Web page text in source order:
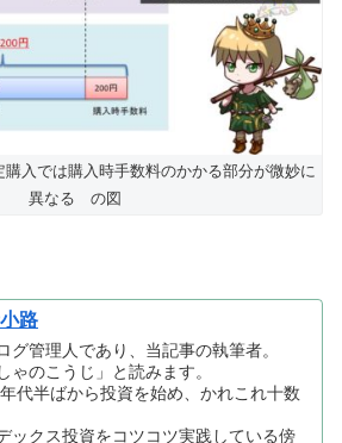
入では購入時手数料のかかる部分が微妙に
異なる の図
路
グ管理人であり、当記事の執筆者。
ゃのこうじ」と読みます。
代半ばから投資を始め、かれこれ十数
ックス投資をコツコツ実践している傍